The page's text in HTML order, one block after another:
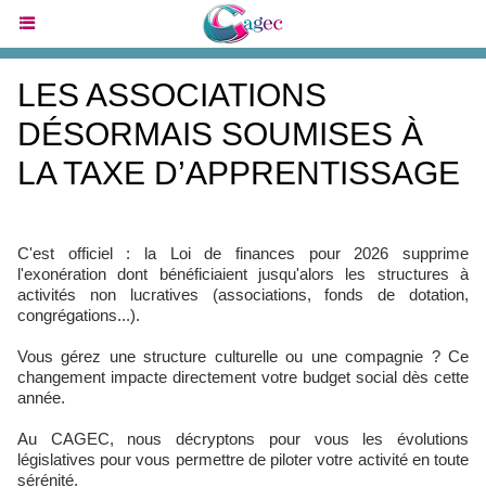
LES ASSOCIATIONS
DÉSORMAIS SOUMISES À
LA TAXE D’APPRENTISSAGE
C'est officiel : la Loi de finances pour 2026 supprime
l'exonération dont bénéficiaient jusqu'alors les structures à
activités non lucratives (associations, fonds de dotation,
congrégations...).
Vous gérez une structure culturelle ou une compagnie ? Ce
changement impacte directement votre budget social dès cette
année.
Au CAGEC, nous décryptons pour vous les évolutions
législatives pour vous permettre de piloter votre activité en toute
sérénité.